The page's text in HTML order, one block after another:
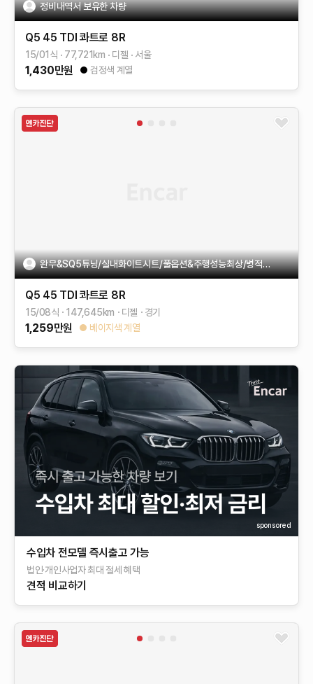
정비내역서 보유한 차량
Q5 45 TDI 콰트로 8R
15/01식 77,721 km 디젤 서울
1,430만원 검정색 계열
완무&SQ5튜닝/실내화이트시트/풀옵션&주행성능최상/병적관리!!!
Q5 45 TDI 콰트로 8R
15/08식 147,645km 디젤 경기
1,259만원 베이지색 계열
sponsored
수입차 전모델 즉시출고 가능
법인·개인사업자 최대 절세 혜택
견적 비교하기